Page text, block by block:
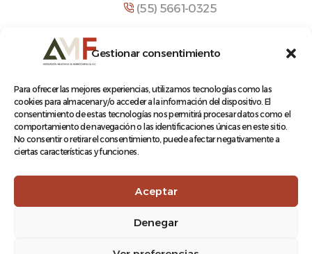
Gestionar consentimiento
Para ofrecer las mejores experiencias, utilizamos tecnologías como las
cookies para almacenar y/o acceder a la información del dispositivo. El
consentimiento de estas tecnologías nos permitirá procesar datos como el
comportamiento de navegación o las identificaciones únicas en este sitio.
No consentir o retirar el consentimiento, puede afectar negativamente a
ciertas características y funciones.
Aceptar
Denegar
(55) 5661-0325
Manuel María Contreras 133, Cuauhtémoc,